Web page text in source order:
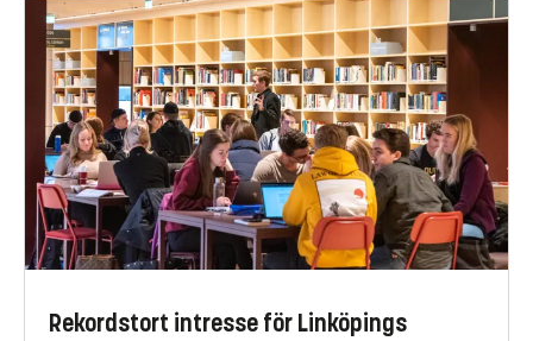
Rekordstort intresse för Linköpings